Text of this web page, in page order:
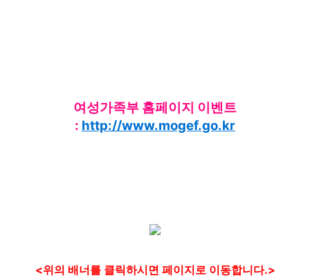
여성가족부 홈페이지 이벤트
: http://www.mogef.go.kr
<위의 배너를 클릭하시면 페이지로 이동합니다.>